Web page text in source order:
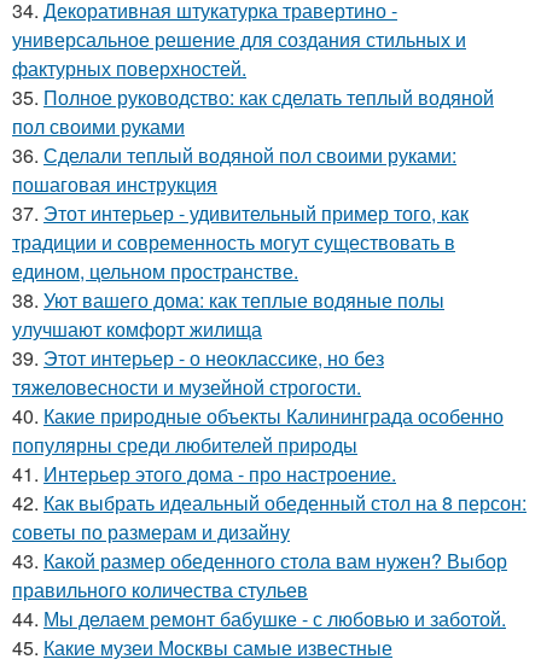
34. Декоративная штукатурка травертино -
универсальное решение для создания стильных и
фактурных поверхностей.
35. Полное руководство: как сделать теплый водяной
пол своими руками
36. Сделали теплый водяной пол своими руками:
пошаговая инструкция
37. Этот интерьер - удивительный пример того, как
традиции и современность могут существовать в
едином, цельном пространстве.
38. Уют вашего дома: как теплые водяные полы
улучшают комфорт жилища
39. Этот интерьер - о неоклассике, но без
тяжеловесности и музейной строгости.
40. Какие природные объекты Калининграда особенно
популярны среди любителей природы
41. Интерьер этого дома - про настроение.
42. Как выбрать идеальный обеденный стол на 8 персон:
советы по размерам и дизайну
43. Какой размер обеденного стола вам нужен? Выбор
правильного количества стульев
44. Мы делаем ремонт бабушке - с любовью и заботой.
45. Какие музеи Москвы самые известные